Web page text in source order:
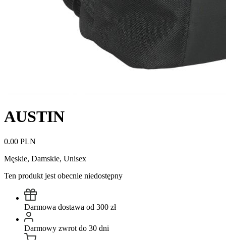
AUSTIN
0.00 PLN
Męskie, Damskie, Unisex
Ten produkt jest obecnie niedostępny
Darmowa dostawa od 300 zł
Darmowy zwrot do 30 dni